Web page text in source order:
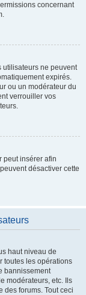
concernant
utilisateurs ne peuvent
expirés.
ou un modérateur du
verrouiller vos
peut insérer afin
désactiver cette
haut niveau de
toutes les opérations
bannissement
modérateurs, etc. Ils
des forums. Tout ceci